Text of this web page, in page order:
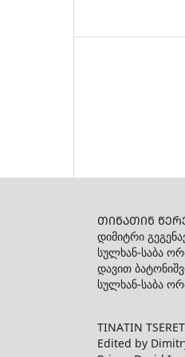
ᲗᲘᲜᲐᲗᲘᲜ
დიმიტრი
სულხან-საბა
დავით
სულხან-საბა
TINATIN
Edited by